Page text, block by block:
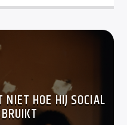
HOE HIJ SOCIAL